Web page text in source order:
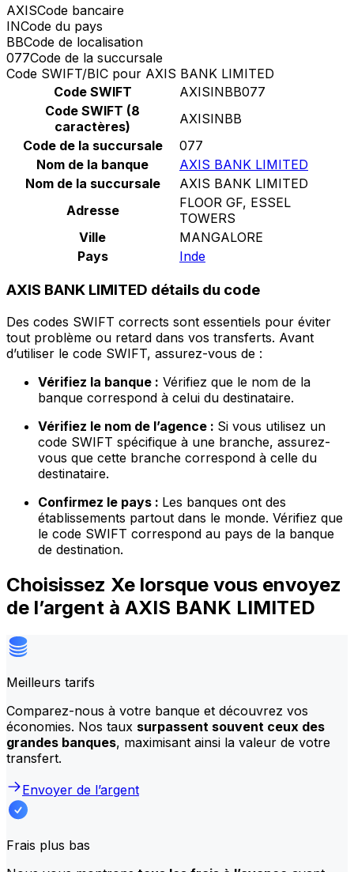
AXISCode bancaire
INCode du pays
BBCode de localisation
077Code de la succursale
Code SWIFT/BIC pour AXIS BANK LIMITED
Code SWIFT
AXISINBB077
Code SWIFT (8
caractères)
AXISINBB
Code de la succursale
077
Nom de la banque
AXIS BANK LIMITED
Nom de la succursale
AXIS BANK LIMITED
Adresse
FLOOR GF, ESSEL
TOWERS
Ville
MANGALORE
Pays
Inde
AXIS BANK LIMITED détails du code
Des codes SWIFT corrects sont essentiels pour éviter
tout problème ou retard dans vos transferts. Avant
d’utiliser le code SWIFT, assurez-vous de :
Vérifiez la banque : Vérifiez que le nom de la
banque correspond à celui du destinataire.
Vérifiez le nom de l’agence : Si vous utilisez un
code SWIFT spécifique à une branche, assurez-
vous que cette branche correspond à celle du
destinataire.
Confirmez le pays : Les banques ont des
établissements partout dans le monde. Vérifiez que
le code SWIFT correspond au pays de la banque
de destination.
Choisissez Xe lorsque vous envoyez
de l’argent à AXIS BANK LIMITED
Meilleurs tarifs
Comparez-nous à votre banque et découvrez vos
économies. Nos taux surpassent souvent ceux des
grandes banques, maximisant ainsi la valeur de votre
transfert.
Envoyer de l’argent
Frais plus bas